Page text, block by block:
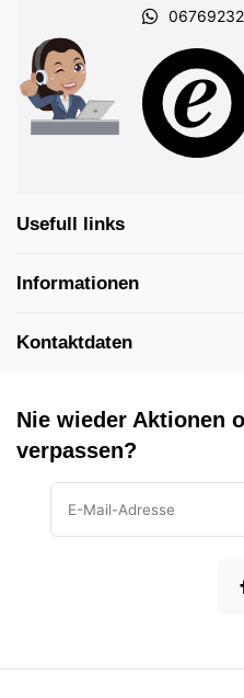
Usefull links
Informationen
Kontaktdaten
Nie wieder Aktionen
verpassen?